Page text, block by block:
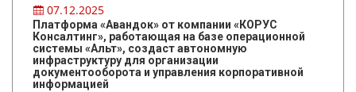
07.12.2025
Платформа «Авандок» от компании «КОРУС
Консалтинг», работающая на базе операционной
системы «Альт», создаст автономную
инфраструктуру для организации
документооборота и управления корпоративной
информацией